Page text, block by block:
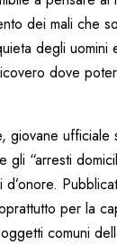
dei mali che
degli
dove
giovane
gli “arresti
per la
comuni